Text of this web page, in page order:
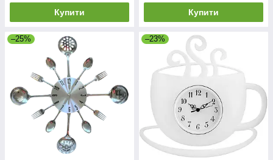
Купити Купити
–25% –23%